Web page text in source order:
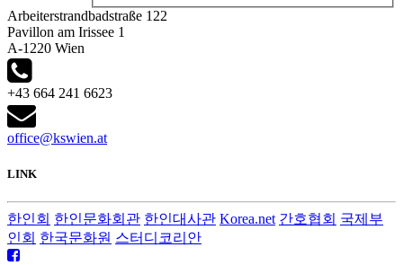
Arbeiterstrandbadstraße 122
Pavillon am Irissee 1
A-1220 Wien
+43 664 241 6623
office@kswien.at
LINK
한인회 한인문화회관 한인대사관 Korea.net 간호협회 국제부
인회 한국문화원 스터디코리안